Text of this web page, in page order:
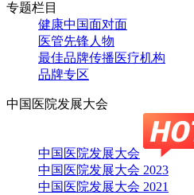
专题栏目
健康中国面对面
医管先锋人物
最佳品牌传播医疗机构
品牌专区
中国医院发展大会
中国医院发展大会
中国医院发展大会 2023
中国医院发展大会 2021